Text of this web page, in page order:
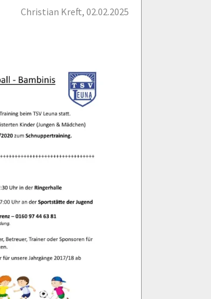
Christian Kreft, 02.02.2025